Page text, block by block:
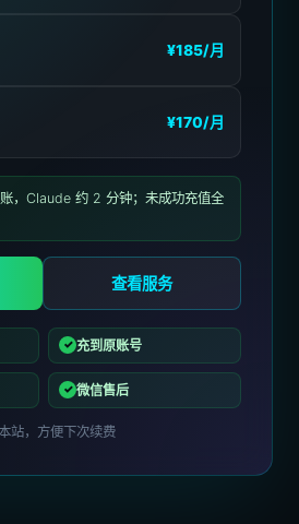
¥185/月
¥170/月
，Claude 约 2 分钟；未成功充值全
查看服务
充到原账号
微信售后
站，方便下次续费